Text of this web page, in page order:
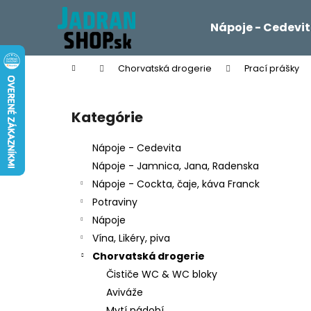
Nápoje -
Domov Chorvatská drogerie Prací prášky
Preskočiť
kategórie
Kategórie
Nápoje - Cedevita
Nápoje - Jamnica, Jana, Radenska
Nápoje - Cockta, čaje, káva Franck
Potraviny
Nápoje
Vína, Likéry, piva
Chorvatská drogerie
Čističe WC & WC bloky
Aviváže
š
í
k
Späť
do
Späť
do